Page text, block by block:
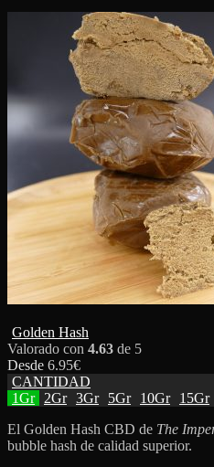
Golden Hash
Valorado con 4.63 de 5
Desde 6.95€
CANTIDAD
1Gr
2Gr 3Gr 5Gr 10Gr 15Gr
El Golden Hash CBD de The
bubble hash de calidad superior.